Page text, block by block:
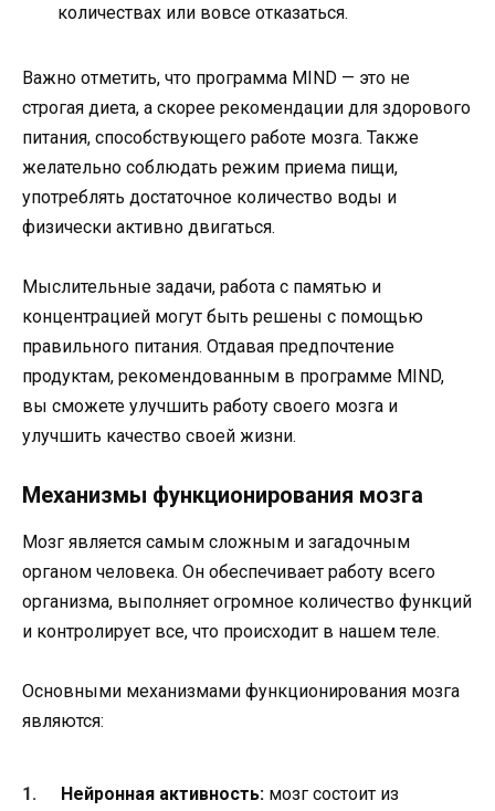
количествах или вовсе отказаться.
Важно отметить, что программа MIND — это не
строгая диета, а скорее рекомендации для здорового
питания, способствующего работе мозга. Также
желательно соблюдать режим приема пищи,
употреблять достаточное количество воды и
физически активно двигаться.
Мыслительные задачи, работа с памятью и
концентрацией могут быть решены с помощью
правильного питания. Отдавая предпочтение
продуктам, рекомендованным в программе MIND,
вы сможете улучшить работу своего мозга и
улучшить качество своей жизни.
Механизмы функционирования мозга
Мозг является самым сложным и загадочным
органом человека. Он обеспечивает работу всего
организма, выполняет огромное количество функций
и контролирует все, что происходит в нашем теле.
Основными механизмами функционирования мозга
являются:
Нейронная активность: мозг состоит из